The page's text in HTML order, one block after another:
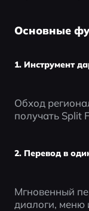
Основные
1. Инструмент
Обход
получать Split
2. Перевод в
Мгновенный
диалоги, меню